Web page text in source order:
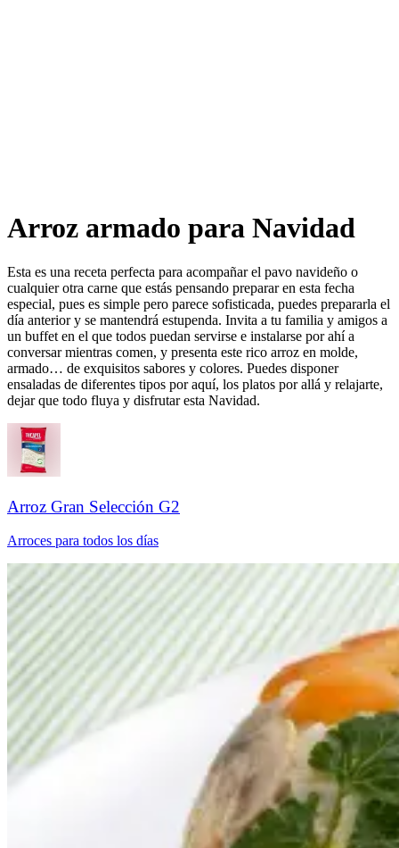
Arroz armado para Navidad​​​​‌ ‍ ​‍​‍‌‍ ‌ ​‍‌‍‍‌‌‍‌ ‌‍‍‌‌‍ ‍​‍​‍​ ‍‍​‍​‍‌ ​ ‌‍​‌‌‍ ‍‌‍‍‌‌ ‌​‌ ‍‌​‍ ‍‌‍‍‌‌‍ ​‍​‍​‍ ​​‍​‍‌‍‍​‌ ​‍‌‍‌‌‌‍‌‍​‍​‍​ ‍‍​‍​‍‌‍‍​‌ ‌​‌ ‌​‌ ​​‌ ​ ​ ‍‍​‍ ​‍ ‌ ‌​‌ ‌‌‌‍​ ‌‍​‌‌ ​​‌‍‌‌‌‍ ​​‍ ‍‌ ​ ‌‍​‌‌‍ ‍‌‍‍‌‌ ‌​‌ ‍‌​‍ ‍‌ ​ ‌ ‌​‌ ‌‌‌‍‌​‌‍‍‌‌‍ ​‍ ‌‍‍‌‌‍ ‍‌ ‌​‌‍‌‌‌‍ ‍‌ ‌​​‍ ‌‍‌‌‌‍‌​‌‍‍‌‌ ‌​​‍ ‌‍ ‌‌‍ ‌‍‌​‌‍‌‌​ ‌‌ ​​‌ ​‍‌‍‌‌‌ ​ ‌‍‌‌‌‍ ‍‌ ‌​‌‍​‌‌ ‌​‌‍‍‌‌‍ ‌‍ ‍​ ‍ ‌‍‍‌‌‍‌​​ ‌‌ ​‍‌‍‌‌‌‍​ ‌‍‍‌‌ ​​‌‍‌‌​‍ ‌​ ‌ ​ ‍​​ ​ ​ ‍​​ ‍ ‌ ‌​‌ ‍‌‌ ​​‌‍‌‌​ ‌‌ ​‍‌‍‌‌‌‍​ ‌‍‍‌‌ ​​‌‍‌‌​ ‍ ‌ ​​‌‍​‌‌ ‌​‌‍‍​​ ‌‌ ‌​‌‍‍‌‌ ‌​‌‍ ​‌‍‌‌​ ‌‍​‍‌‍​‌‌ ​ ‌‍‌‌‌‌‌‌‌ ​‍‌‍ ​​ ‌‌‍‍​‌ ‌​‌ ‌​‌ ​​‌ ​ ​‍‌‌​ ​ ‌​​‌​‍‌‌​ ​‍‌​‌‍​‍‌‌​ ​‍‌​‌‍‌ ‌​‌ ‌‌‌‍​ ‌‍​‌‌ ​​‌‍‌‌‌‍ ​​‍ ‍‌ ​ ‌‍​‌‌‍ ‍‌‍‍‌‌ ‌​‌ ‍‌​‍ ‍‌ ​ ‌ ‌​‌ ‌‌‌‍‌​‌‍‍‌‌‍ ​‍‌‍‌‍‍‌‌‍‌​​ ‌‌ ​‍‌‍‌‌‌‍​ ‌‍‍‌‌ ​​‌‍‌‌​‍ ‌​ ‌ ​ ‍​​ ​ ​ ‍​​‍‌‍‌ ‌​‌ ‍‌‌ ​​‌‍‌‌​ ‌‌ ​‍‌‍‌‌‌‍​ ‌‍‍‌‌ ​​‌‍‌‌​‍‌‍‌ ​​‌‍​‌‌ ‌​‌‍‍​​ ‌‌ ‌​‌‍‍‌‌ ‌​‌‍ ​‌‍‌‌​‍‌‍‌ ​​‌‍‌‌‌ ​‍‌ ​ ‌ ​​‌‍‌‌‌‍​ ‌ ‌​‌‍‍‌‌ ‌‍‌‍‌‌​ ‌‌ ​​‌ ‌‌‌‍​‍‌‍ ​‌‍‍‌‌ ​ ‌‍‍​‌‍‌‌‌‍‌​​‍​‍‌ ‌
Esta es una receta perfecta para acompañar el pavo navideño o
cualquier otra carne que estás pensando preparar en esta fecha
especial, pues es simple pero parece sofisticada, puedes prepararla el
día anterior y se mantendrá estupenda. Invita a tu familia y amigos a
un buffet en el que todos puedan servirse e instalarse por ahí a
conversar mientras comen, y presenta este rico arroz en molde,
armado… de exquisitos sabores y colores. Puedes disponer
ensaladas de diferentes tipos por aquí, los platos por allá y relajarte,
dejar que todo fluya y disfrutar esta Navidad.​​​​‌ ‍ ​‍​‍‌‍ ‌ ​‍‌‍‍‌‌‍‌ ‌‍‍‌‌‍ ‍​‍​‍​ ‍‍​‍​‍‌ ​ ‌‍​‌‌‍ ‍‌‍‍‌‌ ‌​‌ ‍‌​‍ ‍‌‍‍‌‌‍ ​‍​‍​‍ ​​‍​‍‌‍‍​‌ ​‍‌‍‌‌‌‍‌‍​‍​‍​ ‍‍​‍​‍‌‍‍​‌ ‌​‌ ‌​‌ ​​‌ ​ ​ ‍‍​‍ ​‍ ‌ ‌​‌ ‌‌‌‍​ ‌‍​‌‌ ​​‌‍‌‌‌‍ ​​‍ ‍‌ ​ ‌‍​‌‌‍ ‍‌‍‍‌‌ ‌​‌ ‍‌​‍ ‍‌ ​ ‌ ‌​‌ ‌‌‌‍‌​‌‍‍‌‌‍ ​‍ ‌‍‍‌‌‍ ‍‌ ‌​‌‍‌‌‌‍ ‍‌ ‌​​‍ ‌‍‌‌‌‍‌​‌‍‍‌‌ ‌​​‍ ‌‍ ‌‌‍ ‌‍‌​‌‍‌‌​ ‌‌ ​​‌ ​‍‌‍‌‌‌ ​ ‌‍‌‌‌‍ ‍‌ ‌​‌‍​‌‌ ‌​‌‍‍‌‌‍ ‌‍ ‍​ ‍ ‌‍‍‌‌‍‌​​ ‌‌ ​‍‌‍‌‌‌‍​ ‌‍‍‌‌ ​​‌‍‌‌​‍ ‌​ ‌ ​ ‍​​ ​ ​ ‍​​ ‍ ‌ ‌​‌ ‍‌‌ ​​‌‍‌‌​ ‌‌ ​‍‌‍‌‌‌‍​ ‌‍‍‌‌ ​​‌‍‌‌​ ‍ ‌ ​​‌‍​‌‌ ‌​‌‍‍​​ ‌‌‍‌​‌‍‌‌‌ ​ ‌‍​ ‌ ​‍‌‍‍‌‌ ​​‌ ‌​‌‍‍‌‌‍ ‌‍ ‍​‍‌‌​ ‌‌‌​​‍‌‌ ‌‍‍ ‌‍‌‌‌ ‍‌​‍‌‌​ ​ ‌​‌​​‍‌‌​ ​ ‌​‌​​‍‌‌​ ​‍​ ​‍‌‍‌‌​ ‍​​ ‌‌​ ‍‌​ ‍‌‌‍​‍‌‍‌​​ ​‍​ ‌​​ ​​​ ​‍‌‍​‌​‍‌‌​ ​‍​ ​‍​‍‌‌​ ‌‌‌​‌​​‍ ‍‌‍​ ‌‍‍​‌‍‍‌‌‍ ​‌‍‌​‌ ​‍‌‍‌‌‌‍ ‍​‍‌‌​ ‌‌‌​​‍‌‌ ‌‍‍ ‌‍‌‌‌ ‍‌​‍‌‌​ ​ ‌​‌​​‍‌‌​ ​ ‌​‌​​‍‌‌​ ​‍​ ​‍​ ‌‌​ ​​‌‍​‍​ ‌‍​ ‍​​ ​ ​ ‍‌​ ​​​ ‌ ​ ‌‍‌‍​ ​ ‍‌​‍‌‌​ ​‍​ ​‍​‍‌‌​ ‌‌‌​‌​​‍ ‍‌ ‌​‌‍‌‌‌ ‍​‌ ‌​​ ‌‍​‍‌‍​‌‌ ​ ‌‍‌‌‌‌‌‌‌ ​‍‌‍ ​​ ‌‌‍‍​‌ ‌​‌ ‌​‌ ​​‌ ​ ​‍‌‌​ ​ ‌​​‌​‍‌‌​ ​‍‌​‌‍​‍‌‌​ ​‍‌​‌‍‌ ‌​‌ ‌‌‌‍​ ‌‍​‌‌ ​​‌‍‌‌‌‍ ​​‍ ‍‌ ​ ‌‍​‌‌‍ ‍‌‍‍‌‌ ‌​‌ ‍‌​‍ ‍‌ ​ ‌ ‌​‌ ‌‌‌‍‌​‌‍‍‌‌‍ ​‍‌‍‌‍‍‌‌‍‌​​ ‌‌ ​‍‌‍‌‌‌‍​ ‌‍‍‌‌ ​​‌‍‌‌​‍ ‌​ ‌ ​ ‍​​ ​ ​ ‍​​‍‌‍‌ ‌​‌ ‍‌‌ ​​‌‍‌‌​ ‌‌ ​‍‌‍‌‌‌‍​ ‌‍‍‌‌ ​​‌‍‌‌​‍‌‍‌ ​​‌‍​‌‌ ‌​‌‍‍​​ ‌‌‍‌​‌‍‌‌‌ ​ ‌‍​ ‌ ​‍‌‍‍‌‌ ​​‌ ‌​‌‍‍‌‌‍ ‌‍ ‍​‍‌‌​ ‌‌‌​​‍‌‌ ‌‍‍ ‌‍‌‌‌ ‍‌​‍‌‌​ ​ ‌​‌​​‍‌‌​ ​ ‌​‌​​‍‌‌​ ​‍​ ​‍‌‍‌‌​ ‍​​ ‌‌​ ‍‌​ ‍‌‌‍​‍‌‍‌​​ ​‍​ ‌​​ ​​​ ​‍‌‍​‌​‍‌‌​ ​‍​ ​‍​‍‌‌​ ‌‌‌​‌​​‍ ‍‌‍​ ‌‍‍​‌‍‍‌‌‍ ​‌‍‌​‌ ​‍‌‍‌‌‌‍ ‍​‍‌‌​ ‌‌‌​​‍‌‌ ‌‍‍ ‌‍‌‌‌ ‍‌​‍‌‌​ ​ ‌​‌​​‍‌‌​ ​ ‌​‌​​‍‌‌​ ​‍​ ​‍​ ‌‌​ ​​‌‍​‍​ ‌‍​ ‍​​ ​ ​ ‍‌​ ​​​ ‌ ​ ‌‍‌‍​ ​ ‍‌​‍‌‌​ ​‍​ ​‍​‍‌‌​ ‌‌‌​‌​​‍ ‍‌ ‌​‌‍‌‌‌ ‍​‌ ‌​​‍‌‍‌ ​​‌‍‌‌‌ ​‍‌ ​ ‌ ​​‌‍‌‌‌‍​ ‌ ‌​‌‍‍‌‌ ‌‍‌‍‌‌​ ‌‌ ​​‌ ‌‌‌‍​‍‌‍ ​‌‍‍‌‌ ​ ‌‍‍​‌‍‌‌‌‍‌​​‍​‍‌ ‌
Arroz Gran Selección G2​​​​‌ ‍ ​‍​‍‌‍ ‌ ​‍‌‍‍‌‌‍‌ ‌‍‍‌‌‍ ‍​‍​‍​ ‍‍​‍​‍‌ ​ ‌‍​‌‌‍ ‍‌‍‍‌‌ ‌​‌ ‍‌​‍ ‍‌‍‍‌‌‍ ​‍​‍​‍ ​​‍​‍‌‍‍​‌ ​‍‌‍‌‌‌‍‌‍​‍​‍​ ‍‍​‍​‍‌‍‍​‌ ‌​‌ ‌​‌ ​​‌ ​ ​ ‍‍​‍ ​‍ ‌ ‌​‌ ‌‌‌‍​ ‌‍​‌‌ ​​‌‍‌‌‌‍ ​​‍ ‍‌ ​ ‌‍​‌‌‍ ‍‌‍‍‌‌ ‌​‌ ‍‌​‍ ‍‌ ​ ‌ ‌​‌ ‌‌‌‍‌​‌‍‍‌‌‍ ​‍ ‌‍‍‌‌‍ ‍‌ ‌​‌‍‌‌‌‍ ‍‌ ‌​​‍ ‌‍‌‌‌‍‌​‌‍‍‌‌ ‌​​‍ ‌‍ ‌‌‍ ‌‍‌​‌‍‌‌​ ‌‌ ​​‌ ​‍‌‍‌‌‌ ​ ‌‍‌‌‌‍ ‍‌ ‌​‌‍​‌‌ ‌​‌‍‍‌‌‍ ‌‍ ‍​ ‍ ‌‍‍‌‌‍‌​​ ‌‌‍‌​‌‍​‍‌‍‌‍‌‍​ ‌‍‌‍​ ‌‍​ ‌‍‌‍​‌​‍ ‌‌‍​‍‌‍​‌​ ‌‍​ ​‍​‍ ‌​ ‌​​ ‍‌​ ​‌‌‍‌‌​‍ ‌​ ‍​​ ‌​​ ‌‌​ ​​​‍ ‌​ ​‍‌‍‌​‌‍​‍​ ‍​​ ‌​​ ‌‌​ ​ ​ ‌‍​ ‌ ​ ​‌​ ​‌‌‍‌‌​ ‍ ‌ ‌​‌ ‍‌‌ ​​‌‍‌‌​ ‌‌ ​​‌ ​‍‌‍ ‌‍‌​‌ ‌‌‌‍​ ‌ ‌​​ ‍ ‌ ​​‌‍​‌‌ ‌​‌‍‍​​ ‌‌ ‌​‌‍‍‌‌ ‌​‌‍ ​‌‍‌‌​ ‌‍​‍‌‍​‌‌ ​ ‌‍‌‌‌‌‌‌‌ ​‍‌‍ ​​ ‌‌‍‍​‌ ‌​‌ ‌​‌ ​​‌ ​ ​‍‌‌​ ​ ‌​​‌​‍‌‌​ ​‍‌​‌‍​‍‌‌​ ​‍‌​‌‍‌ ‌​‌ ‌‌‌‍​ ‌‍​‌‌ ​​‌‍‌‌‌‍ ​​‍ ‍‌ ​ ‌‍​‌‌‍ ‍‌‍‍‌‌ ‌​‌ ‍‌​‍ ‍‌ ​ ‌ ‌​‌ ‌‌‌‍‌​‌‍‍‌‌‍ ​‍‌‍‌‍‍‌‌‍‌​​ ‌‌‍‌​‌‍​‍‌‍‌‍‌‍​ ‌‍‌‍​ ‌‍​ ‌‍‌‍​‌​‍ ‌‌‍​‍‌‍​‌​ ‌‍​ ​‍​‍ ‌​ ‌​​ ‍‌​ ​‌‌‍‌‌​‍ ‌​ ‍​​ ‌​​ ‌‌​ ​​​‍ ‌​ ​‍‌‍‌​‌‍​‍​ ‍​​ ‌​​ ‌‌​ ​ ​ ‌‍​ ‌ ​ ​‌​ ​‌‌‍‌‌​‍‌‍‌ ‌​‌ ‍‌‌ ​​‌‍‌‌​ ‌‌ ​​‌ ​‍‌‍ ‌‍‌​‌ ‌‌‌‍​ ‌ ‌​​‍‌‍‌ ​​‌‍​‌‌ ‌​‌‍‍​​ ‌‌ ‌​‌‍‍‌‌ ‌​‌‍ ​‌‍‌‌​‍‌‍‌ ​​‌‍‌‌‌ ​‍‌ ​ ‌ ​​‌‍‌‌‌‍​ ‌ ‌​‌‍‍‌‌ ‌‍‌‍‌‌​ ‌‌ ​​‌ ‌‌‌‍​‍‌‍ ​‌‍‍‌‌ ​ ‌‍‍​‌‍‌‌‌‍‌​​‍​‍‌ ‌
Arroces para todos los días​​​​‌ ‍ ​‍​‍‌‍ ‌ ​‍‌‍‍‌‌‍‌ ‌‍‍‌‌‍ ‍​‍​‍​ ‍‍​‍​‍‌ ​ ‌‍​‌‌‍ ‍‌‍‍‌‌ ‌​‌ ‍‌​‍ ‍‌‍‍‌‌‍ ​‍​‍​‍ ​​‍​‍‌‍‍​‌ ​‍‌‍‌‌‌‍‌‍​‍​‍​ ‍‍​‍​‍‌‍‍​‌ ‌​‌ ‌​‌ ​​‌ ​ ​ ‍‍​‍ ​‍ ‌ ‌​‌ ‌‌‌‍​ ‌‍​‌‌ ​​‌‍‌‌‌‍ ​​‍ ‍‌ ​ ‌‍​‌‌‍ ‍‌‍‍‌‌ ‌​‌ ‍‌​‍ ‍‌ ​ ‌ ‌​‌ ‌‌‌‍‌​‌‍‍‌‌‍ ​‍ ‌‍‍‌‌‍ ‍‌ ‌​‌‍‌‌‌‍ ‍‌ ‌​​‍ ‌‍‌‌‌‍‌​‌‍‍‌‌ ‌​​‍ ‌‍ ‌‌‍ ‌‍‌​‌‍‌‌​ ‌‌ ​​‌ ​‍‌‍‌‌‌ ​ ‌‍‌‌‌‍ ‍‌ ‌​‌‍​‌‌ ‌​‌‍‍‌‌‍ ‌‍ ‍​ ‍ ‌‍‍‌‌‍‌​​ ‌​ ‍‌​ ​​​ ‌ ​ ‌‌‌‍​‍‌‍‌​‌‍​‌​ ‌​​‍ ‌​ ‌‌​ ‍‌​ ‌‌​ ​‌​‍ ‌​ ‌​‌‍‌‍​ ​‌‌‍​ ​‍ ‌‌‍​‍​ ‌‌‌‍​ ‌‍​‌​‍ ‌​ ‌​‌‍‌‍​ ‌ ​ ‍​‌‍​‌​ ‌​​ ‍​​ ‌‍‌‍‌​​ ‌‍​ ‌‌​ ‌‌​ ‍ ‌ ‌​‌ ‍‌‌ ​​‌‍‌‌​ ‌‌ ​​‌ ​‍‌‍ ‌‍‌​‌ ‌‌‌‍​ ‌ ‌​‌​​ ‌‍​‌‌ ‌​‌‍‌‌‌‍‌ ‌‍ ‌ ​‍‌ ‍‌​ ‍ ‌ ​​‌‍​‌‌ ‌​‌‍‍​​ ‌‌ ‌​‌‍‍‌‌ ‌​‌‍ ​‌‍‌‌​ ‌‍​‍‌‍​‌‌ ​ ‌‍‌‌‌‌‌‌‌ ​‍‌‍ ​​ ‌‌‍‍​‌ ‌​‌ ‌​‌ ​​‌ ​ ​‍‌‌​ ​ ‌​​‌​‍‌‌​ ​‍‌​‌‍​‍‌‌​ ​‍‌​‌‍‌ ‌​‌ ‌‌‌‍​ ‌‍​‌‌ ​​‌‍‌‌‌‍ ​​‍ ‍‌ ​ ‌‍​‌‌‍ ‍‌‍‍‌‌ ‌​‌ ‍‌​‍ ‍‌ ​ ‌ ‌​‌ ‌‌‌‍‌​‌‍‍‌‌‍ ​‍‌‍‌‍‍‌‌‍‌​​ ‌​ ‍‌​ ​​​ ‌ ​ ‌‌‌‍​‍‌‍‌​‌‍​‌​ ‌​​‍ ‌​ ‌‌​ ‍‌​ ‌‌​ ​‌​‍ ‌​ ‌​‌‍‌‍​ ​‌‌‍​ ​‍ ‌‌‍​‍​ ‌‌‌‍​ ‌‍​‌​‍ ‌​ ‌​‌‍‌‍​ ‌ ​ ‍​‌‍​‌​ ‌​​ ‍​​ ‌‍‌‍‌​​ ‌‍​ ‌‌​ ‌‌​‍‌‍‌ ‌​‌ ‍‌‌ ​​‌‍‌‌​ ‌‌ ​​‌ ​‍‌‍ ‌‍‌​‌ ‌‌‌‍​ ‌ ‌​‌​​ ‌‍​‌‌ ‌​‌‍‌‌‌‍‌ ‌‍ ‌ ​‍‌ ‍‌​‍‌‍‌ ​​‌‍​‌‌ ‌​‌‍‍​​ ‌‌ ‌​‌‍‍‌‌ ‌​‌‍ ​‌‍‌‌​‍‌‍‌ ​​‌‍‌‌‌ ​‍‌ ​ ‌ ​​‌‍‌‌‌‍​ ‌ ‌​‌‍‍‌‌ ‌‍‌‍‌‌​ ‌‌ ​​‌ ‌‌‌‍​‍‌‍ ​‌‍‍‌‌ ​ ‌‍‍​‌‍‌‌‌‍‌​​‍​‍‌ ‌